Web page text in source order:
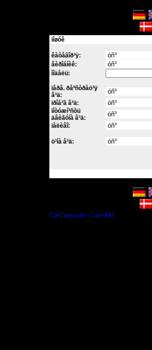
ïîøóê
êàòåãîð³ÿ:
âèðîáíèê:
ìîäåëü:
ïåðâ. ðåºñòðàö³ÿ
â³ä:
ïðîá³ã â³ä:
ïîòóæí³ñòü
äâèãóíà â³ä:
ïàëèâî:
ö³íà â³ä:
CarCopy.com - CarHPM